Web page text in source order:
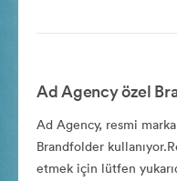
Ad Agency özel
Ad Agency, resmi
Brandfolder
etmek için lütfen